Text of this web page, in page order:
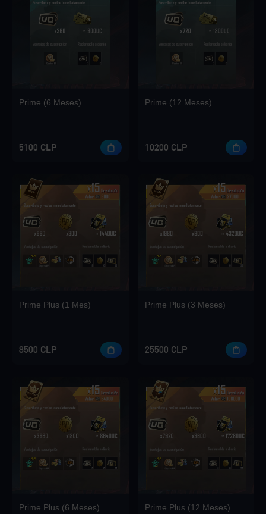
Loading...
Loading...
Loading...
Loading...
Prime (6 Meses)
5100 CLP
Prime (12 Meses)
10200 CLP
Prime Plus (1 Mes)
8500 CLP
Prime Plus (3 Meses)
25500 CLP
Prime Plus (6 Meses) Prime Plus (12 Meses)